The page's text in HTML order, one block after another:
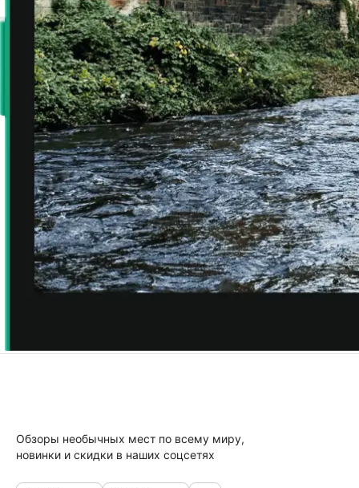
Обзоры необычных мест по всему миру,
новинки и скидки в наших соцсетях